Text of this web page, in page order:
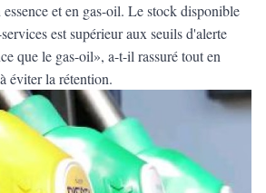
et en gas-oil. Le stock disponible
est supérieur aux seuils d'alerte
que le gas-oil», a-t-il rassuré tout en
éviter la rétention.